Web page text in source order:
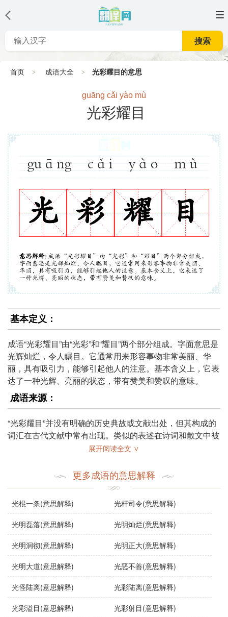
搜索
首页 成语大全 光彩耀目的意思
guāng cǎi yào mù
光彩耀目
基本定义：
成语“光彩耀目”由“光彩”和“耀目”两个部分组成。字面意思是
光辉灿烂，令人瞩目。它通常用来形容事物非常美丽、华
丽，具有吸引力，能够引起他人的注意。基本含义上，它表
达了一种光辉、亮丽的状态，带有赞美和赞叹的意味。
成语来源：
“光彩耀目”并没有明确的历史典故或文献出处，但其构成的
词汇在古代文献中常有出现。类似的表述在诗词和散文中被
广泛使用，传达了对美好事物的赞美之情。其词义的演变反
使用场景：
在文学作品中，“光彩耀目”常用于描写人物、景物的美丽特
征。例如，描写一位穿着华丽服装的公主时，可以说她“光
彩耀目”。在日常对话中，可以用来形容一场盛大的庆典或
活动，如：“这场晚会真是光彩耀目，令人难以忘怀。”此
外，在演讲中，演讲者也可以用此成语来形容某些成就或**
的辉煌。
示例句子：
她在舞会上穿着一袭红裙，光彩耀目，令所有人都为之
展开阅读全文 ∨
更多成语的意思解释
光棍一条(意思解释) 光杆司令(意思解释)
光明磊落(意思解释) 光明灿烂(意思解释)
光明洞彻(意思解释) 光明正大(意思解释)
光明大道(意思解释) 光恶不善(意思解释)
光怪陆离(意思解释) 光彩陆离(意思解释)
光彩溢目(意思解释) 光彩射目(意思解释)